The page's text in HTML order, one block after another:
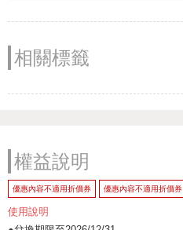
相關標籤
權益說明
優惠內容不適用折價券 優惠內容不適用折價券
使用說明